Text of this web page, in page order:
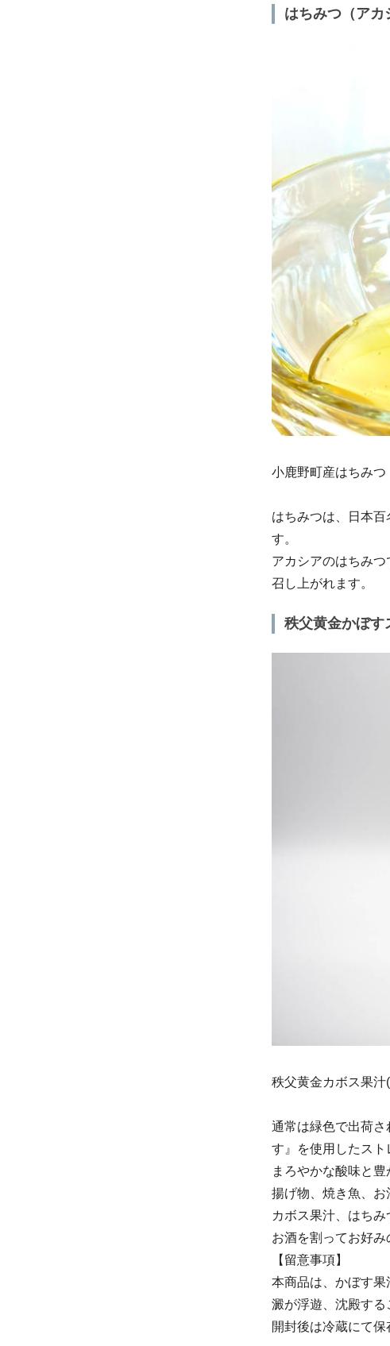
はちみつ（アカ
小鹿野町産はちみ
はちみつは、日本
す。
アカシアのはちみ
召し上がれます。
秩父黄金かぼす
秩父黄金カボス果
通常は緑色で出荷
す』を使用したスト
まろやかな酸味と豊
揚げ物、焼き魚、お
カボス果汁、はちみ
お酒を割ってお好
【留意事項】
本商品は、かぼす果
澱が浮遊、沈殿する
開封後は冷蔵にて保